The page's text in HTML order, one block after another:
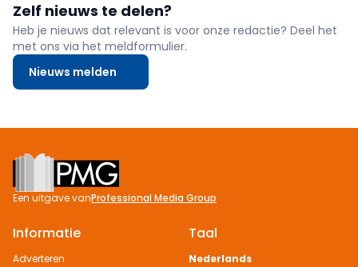
zijn er nog andere manieren. Wat dacht je van een lamina
Zelf nieuws te delen?
Heb je nieuws dat relevant is voor onze redactie? Deel het
met ons via het meldformulier.
Nieuws melden
Footer
Een uitgave vanProfessional Media Group
Informatie
Adverteren
Taal
Nederlands